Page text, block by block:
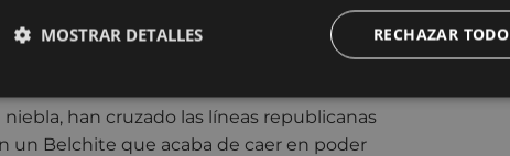
la “representación de una
Patriótica y Recreativa” para celebrar,
“liberación” de Belchite”.
niebla, han cruzado las líneas republicanas
un Belchite que acaba de caer en poder
RECHAZAR TODO
MOSTRAR DETALLES